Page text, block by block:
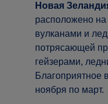
Новая
расположено на
вулканами и
потрясающей
гейзерами,
Благоприятное
ноября по март.